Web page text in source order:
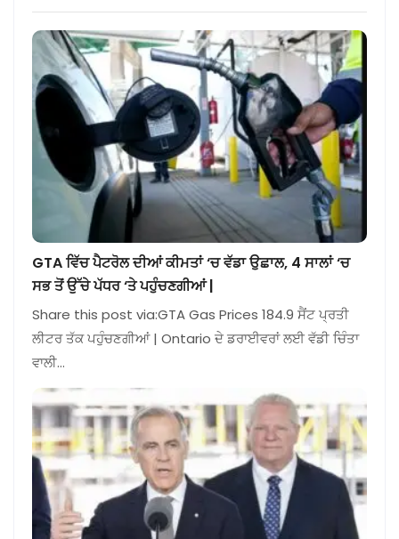
GTA ਵਿੱਚ ਪੈਟਰੋਲ ਦੀਆਂ ਕੀਮਤਾਂ ‘ਚ ਵੱਡਾ ਉਛਾਲ, 4 ਸਾਲਾਂ ‘ਚ
ਸਭ ਤੋਂ ਉੱਚੇ ਪੱਧਰ ‘ਤੇ ਪਹੁੰਚਣਗੀਆਂ |
Share this post via:GTA Gas Prices 184.9 ਸੈਂਟ ਪ੍ਰਤੀ
ਲੀਟਰ ਤੱਕ ਪਹੁੰਚਣਗੀਆਂ | Ontario ਦੇ ਡਰਾਈਵਰਾਂ ਲਈ ਵੱਡੀ ਚਿੰਤਾ
ਵਾਲੀ…